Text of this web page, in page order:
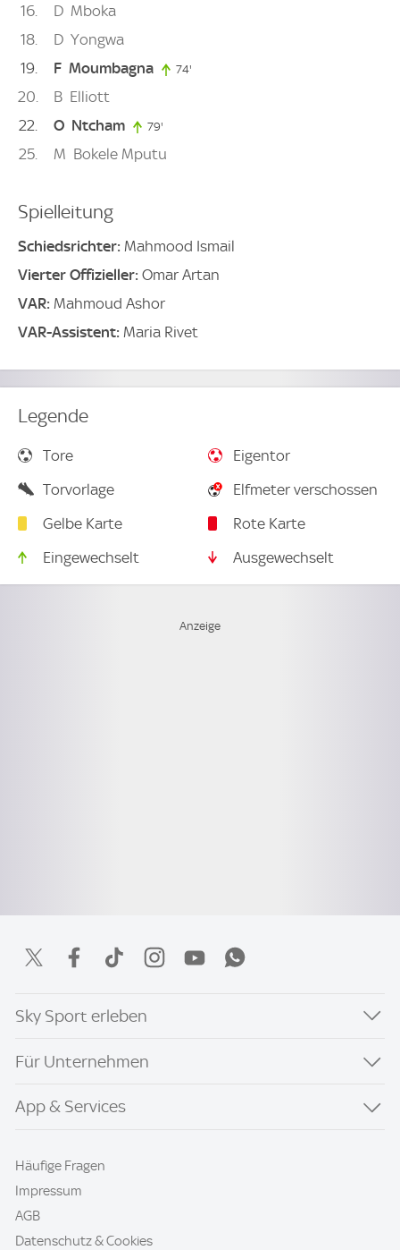
16
D Mboka
18
D Yongwa
19
F Moumbagna 74'
20 B Elliott
22
O Ntcham 79'
25 M Bokele Mputu
Spielleitung
Schiedsrichter: Mahmood Ismail
Vierter Offizieller: Omar Artan
VAR: Mahmoud Ashor
VAR-Assistent: Maria Rivet
Legende
Tore
Eigentor
Torvorlage
Elfmeter verschossen
Gelbe Karte
Rote Karte
Eingewechselt
Ausgewechselt
Sky Sport erleben
Für Unternehmen
App & Services
Häufige Fragen
Impressum
AGB
Datenschutz & Cookies